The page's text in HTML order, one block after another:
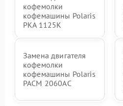
кофемолки
кофемашины Polaris
PKA 1125K
Замена двигателя
кофемолки
кофемашины Polaris
PACM 2060AC